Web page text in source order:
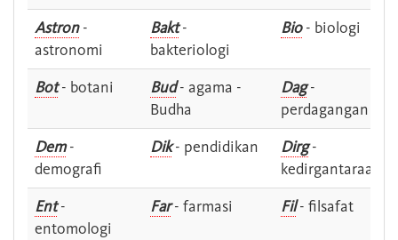
Astron-
astronomi
Bakt-
bakteriologi
Bio- biologi
Bot- botani Bud- agama -
Budha
Dag-
perdagangan
Dem-
demografi
Dik- pendidikan Dirg-
kedirgantaraan
Ent-
entomologi
Far- farmasi Fil- filsafat